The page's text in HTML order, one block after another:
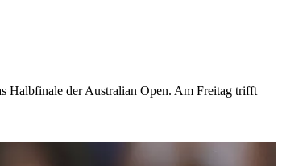
Halbfinale der Australian Open. Am Freitag trifft